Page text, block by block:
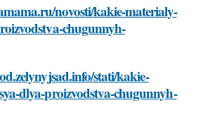
novosti/kakie-materialy-
chugunnyh-
stati/kakie-
dlya-proizvodstva-chugunnyh-